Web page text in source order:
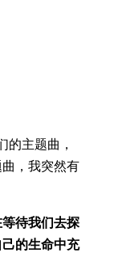
的主题曲，
，我突然有
待我们去探
的生命中充